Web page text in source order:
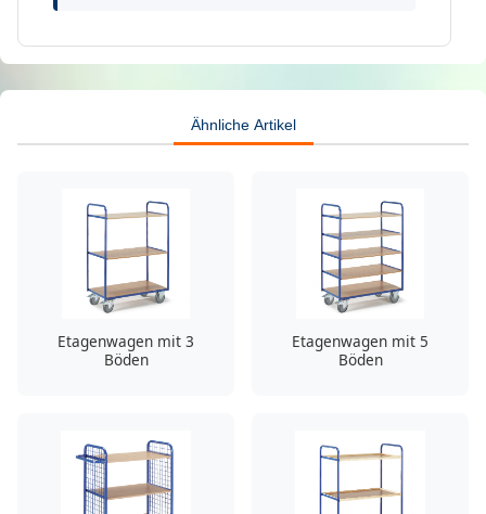
Ähnliche Artikel
Etagenwagen mit 3
Böden
Etagenwagen mit 5
Böden